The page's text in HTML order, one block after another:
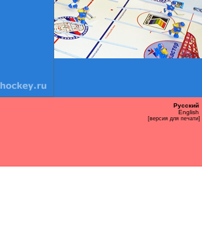
Русский
English
[версия для печати]